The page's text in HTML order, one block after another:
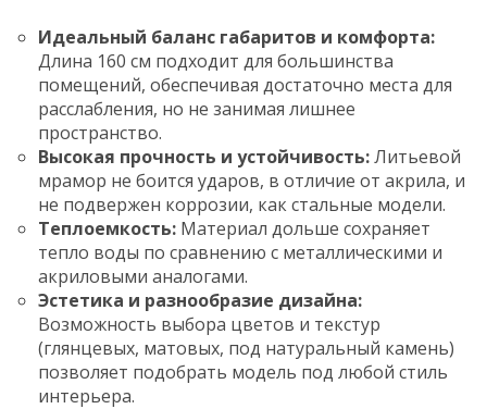
Идеальный баланс габаритов и комфорта:
Длина 160 см подходит для большинства
помещений, обеспечивая достаточно места для
расслабления, но не занимая лишнее
пространство.
Высокая прочность и устойчивость:Литьевой
мрамор не боится ударов, в отличие от акрила, и
не подвержен коррозии, как стальные модели.
Теплоемкость: Материал дольше сохраняет
тепло воды по сравнению с металлическими и
акриловыми аналогами.
Эстетика и разнообразие дизайна:
Возможность выбора цветов и текстур
(глянцевых, матовых, под натуральный камень)
позволяет подобрать модель под любой стиль
интерьера.